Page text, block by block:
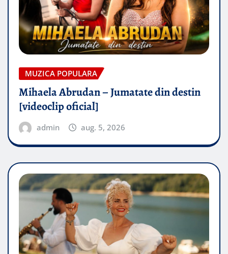
MUZICA POPULARA
Mihaela Abrudan – Jumatate din destin
[videoclip oficial]
admin aug. 5, 2026